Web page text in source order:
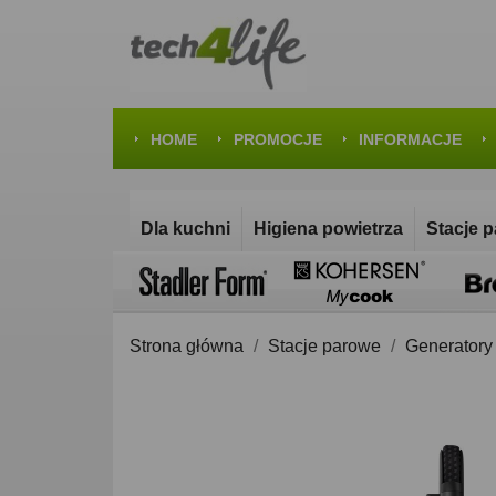
HOME PROMOCJE INFORMACJE
Dla kuchni Higiena powietrza Stacje
Strona główna Stacje parowe